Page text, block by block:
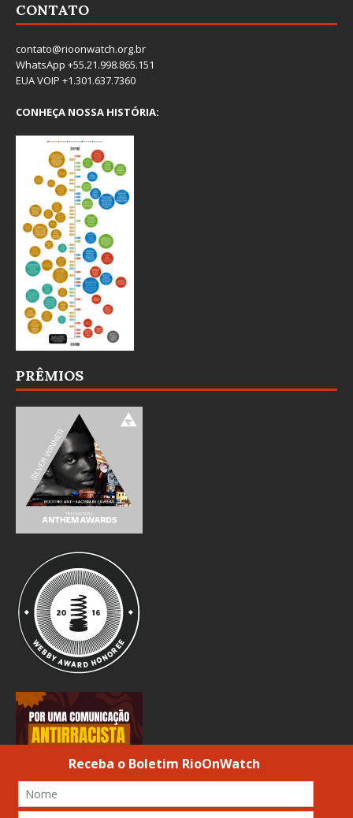
CONTATO
contato@rioonwatch.org.br
WhatsApp +55.21.998.865.151
EUA VOIP +1.301.637.7360
CONHEÇA NOSSA HISTÓRIA:
PRÊMIOS